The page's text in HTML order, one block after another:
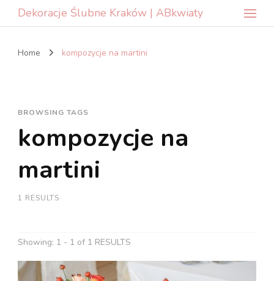
Dekoracje Ślubne Kraków | ABkwiaty
Home kompozycje na martini
BROWSING TAGS
kompozycje na
martini
1 RESULTS
Showing: 1 - 1 of 1 RESULTS